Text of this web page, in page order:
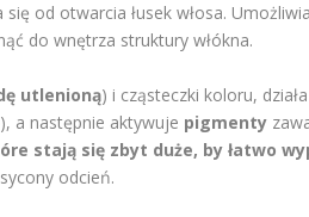
od otwarcia łusek włosa.
do wnętrza struktury włókna.
utlenioną) i cząsteczki koloru,
a następnie aktywuje pigmenty
stają się zbyt duże, by łatwo
odcień.